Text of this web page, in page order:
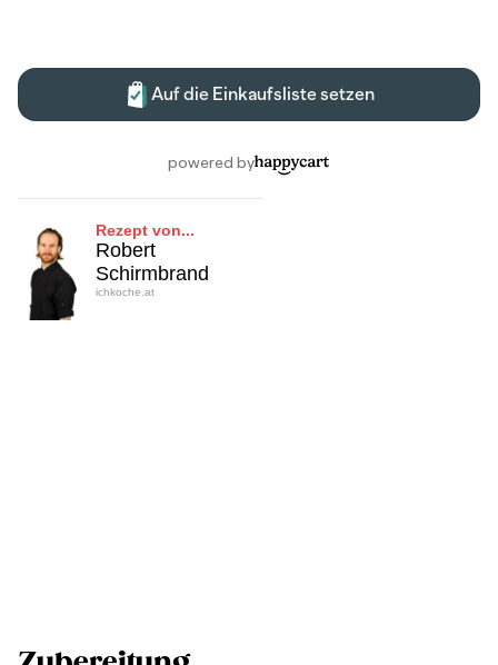
Rezept von...
Robert
Schirmbrand
ichkoche.at